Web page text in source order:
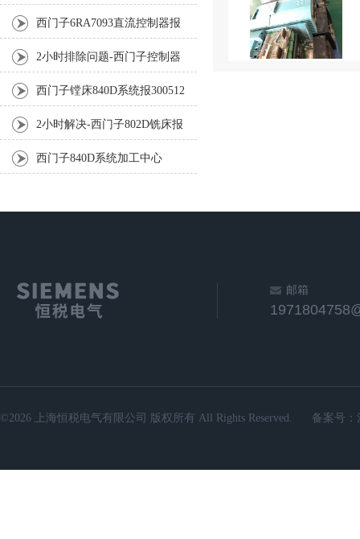
F030三小时修复好
西门子6RA7093直流控制器报
F004修复解决方法
2小时排除问题-西门子控制器
电机报F31885故障修复
西门子镗床840D系统报300512
耦合故障3小时排除修复
2小时解决-西门子802D铣床报
25000主动编码器出错修复
西门子840D系统加工中心
邮箱
©2026 上海恒税电气有限公司 版权所有 All Rights Reserved. 备案号：